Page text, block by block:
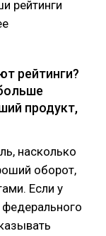
рейтинги
рейтинги?
продукт,
насколько
оборот,
Если у